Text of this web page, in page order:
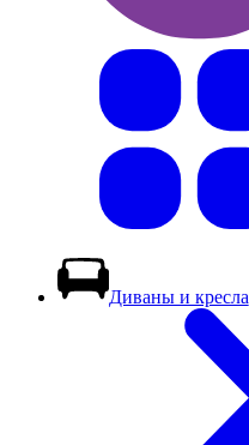
Диваны и кресла